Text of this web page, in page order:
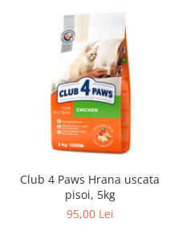
Club 4 Paws Hrana uscata
pisoi, 5kg
95,00 Lei